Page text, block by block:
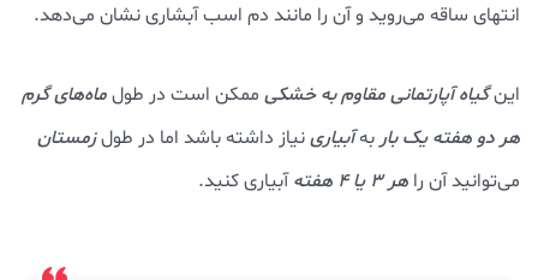
انتهای ساقه می‌روید و آن را مانند دم اسب آبشاری نشان می‌دهد.
اینگیاه آپارتمانی مقاوم به خشکی ممکن است در طولماه‌های گرم
هر دو هفته یک بار بهآبیارینیاز داشته باشد اما در طولزمستان
می‌توانید آن را هر ۳ یا ۴ هفته آبیاری کنید.